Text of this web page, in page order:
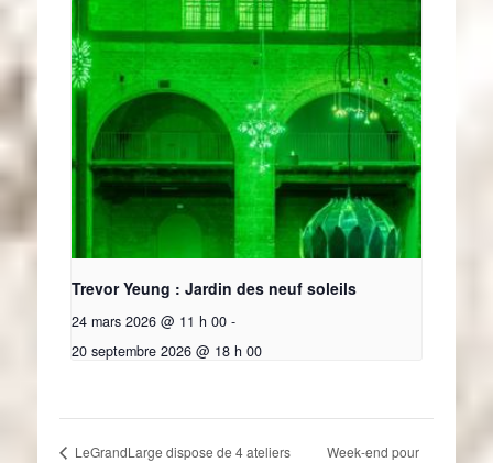
Trevor Yeung : Jardin des neuf soleils
24 mars 2026 @ 11 h 00 -
20 septembre 2026 @ 18 h 00
LeGrandLarge dispose de 4 ateliers
Week-end pour